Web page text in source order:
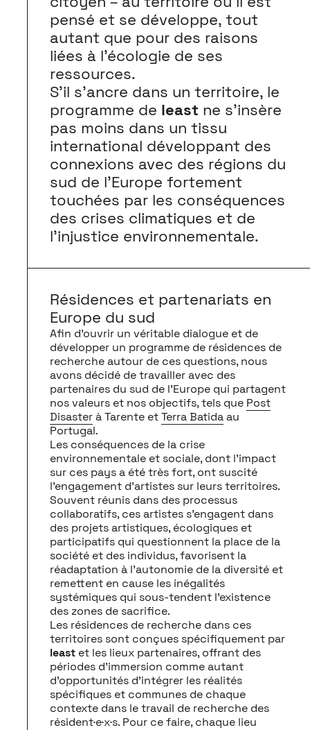
pensé et se développe, tout
autant que pour des raisons
liées à l’écologie de ses
ressources.
S’il s’ancre dans un territoire, le
programme de least ne s’insère
pas moins dans un tissu
international développant des
connexions avec des régions du
sud de l’Europe fortement
touchées par les conséquences
des crises climatiques et de
l’injustice environnementale.
Résidences et partenariats en
Europe du sud
Afin d’ouvrir un véritable dialogue et de
développer un programme de résidences de
recherche autour de ces questions, nous
avons décidé de travailler avec des
partenaires du sud de l’Europe qui partagent
nos valeurs et nos objectifs, tels que Post
Disasterà Tarente etTerra Batidaau
Portugal.
Les conséquences de la crise
environnementale et sociale, dont l’impact
sur ces pays a été très fort, ont suscité
l’engagement d’artistes sur leurs territoires.
Souvent réunis dans des processus
collaboratifs, ces artistes s’engagent dans
des projets artistiques, écologiques et
participatifs qui questionnent la place de la
société et des individus, favorisent la
réadaptation à l’autonomie de la diversité et
remettent en cause les inégalités
systémiques qui sous-tendent l’existence
des zones de sacrifice.
Les résidences de recherche dans ces
territoires sont conçues spécifiquement par
least et les lieux partenaires, offrant des
périodes d’immersion comme autant
d’opportunités d’intégrer les réalités
spécifiques et communes de chaque
contexte dans le travail de recherche des
résident·e·x·s. Pour ce faire, chaque lieu